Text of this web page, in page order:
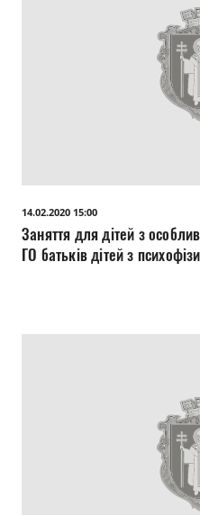
14.02.2020 15:00
Заняття для дітей з
ГО батьків дітей з